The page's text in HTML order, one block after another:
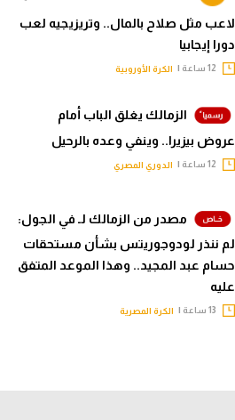
لاعب مثل صلاح بالمال.. وتريزيجيه لعب
دورا إيجابيا
الكرة الأوروبية
الزمالك يغلق الباب أمام
عروض بيزيرا.. وينفي وعده بالرحيل
الدوري المصري
مصدر من الزمالك لـ في الجول:
لم ننذر لودوجوريتس بشأن مستحقات
حسام عبد المجيد.. وهذا الموعد المتفق
عليه
الكرة المصرية